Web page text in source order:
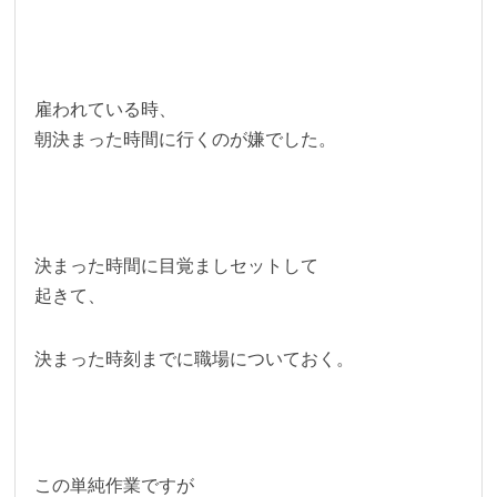
雇われている時、
朝決まった時間に行くのが嫌でした。
決まった時間に目覚ましセットして
起きて、
決まった時刻までに職場についておく。
この単純作業ですが